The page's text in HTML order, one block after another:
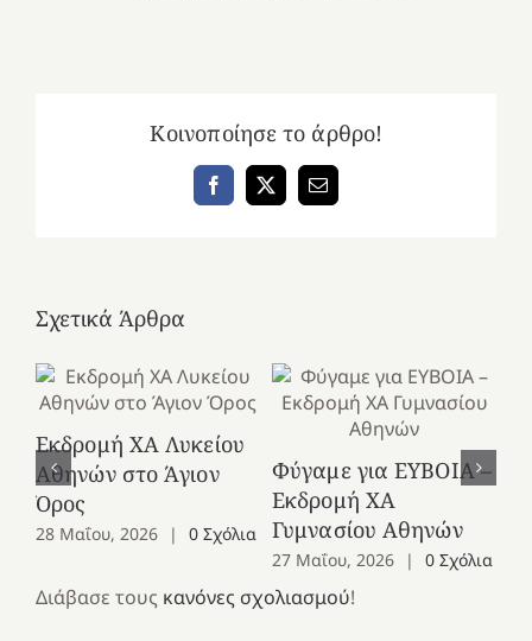
Κοινοποίησε το άρθρο!
Facebook
X Email
Σχετικά Άρθρα
Εκδρομή ΧΑ Λυκείου
Αθηνών στο Άγιον
Όρος
28 Μαΐου, 2026 | 0 Σχόλια
Φύγαμε για ΕΥΒΟΙΑ –
Εκδρομή ΧΑ
Γυμνασίου Αθηνών
27 Μαΐου, 2026 | 0 Σχόλια
Διάβασε τους κανόνες σχολιασμού!